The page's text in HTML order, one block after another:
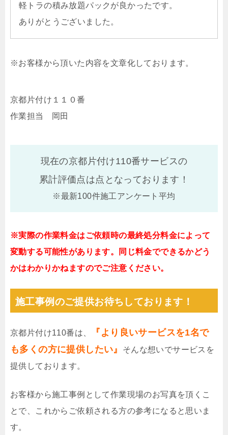
軽トラの積み放題パックが良かったです。
ありがとうございました。
※お客様から頂いた内容を文章化しております。
京都片付け１１０番
作業担当 岡田
現在の京都片付け110番サービスの
累計評価点は点となっております！
※最新100件施工アンケート平均
※実際の作業料金はご依頼時の最終処分料金によって
変動する可能性があります。同じ料金でできるかどう
かはわかりかねますのでご注意ください。
施工事例のご提供お待ちしております！
京都片付け110番は、
『より良いサービスを1名で
も多くの方に提供したい』
そんな想いでサービスを
提供しております。
お客様から施工事例として作業現場のお写真を頂くこ
とで、これからご依頼される方の参考になると思いま
す。